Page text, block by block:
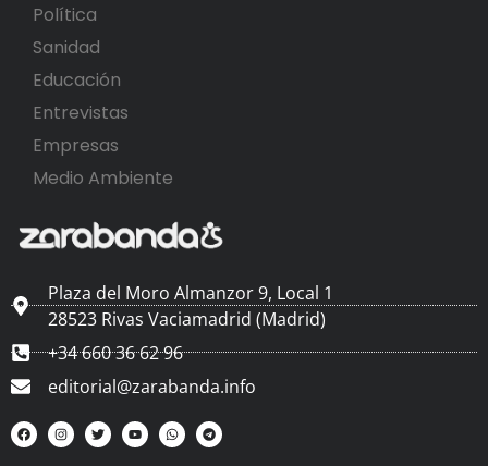
Política
Sanidad
Educación
Entrevistas
Empresas
Medio Ambiente
Plaza del Moro Almanzor 9, Local 1
28523 Rivas Vaciamadrid (Madrid)
+34 660 36 62 96
editorial@zarabanda.info